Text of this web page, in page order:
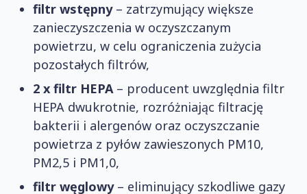
filtr wstępny– zatrzymujący większe
zanieczyszczenia w oczyszczanym
powietrzu, w celu ograniczenia zużycia
pozostałych filtrów,
2 x filtr HEPA– producent uwzględnia filtr
HEPA dwukrotnie, rozróżniając filtrację
bakterii i alergenów oraz oczyszczanie
powietrza z pyłów zawieszonych PM10,
PM2,5 i PM1,0,
filtr węglowy– eliminujący szkodliwe gazy